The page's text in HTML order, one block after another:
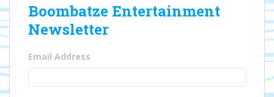
Boombatze Entertainment
Newsletter
Email Address